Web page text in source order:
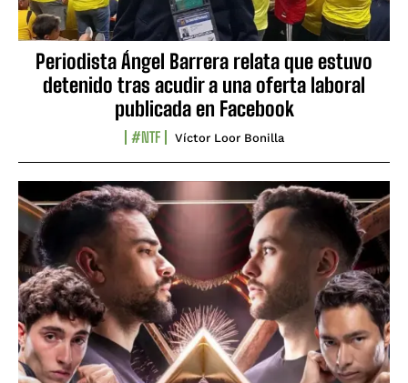
Periodista Ángel Barrera relata que estuvo
detenido tras acudir a una oferta laboral
publicada en Facebook
#NTF Víctor Loor Bonilla